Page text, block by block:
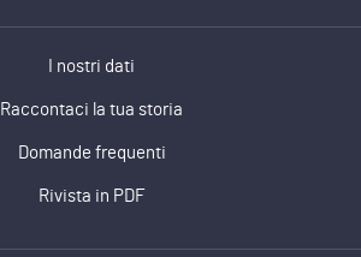
I nostri dati
Raccontaci la tua storia
Domande frequenti
Rivista in PDF